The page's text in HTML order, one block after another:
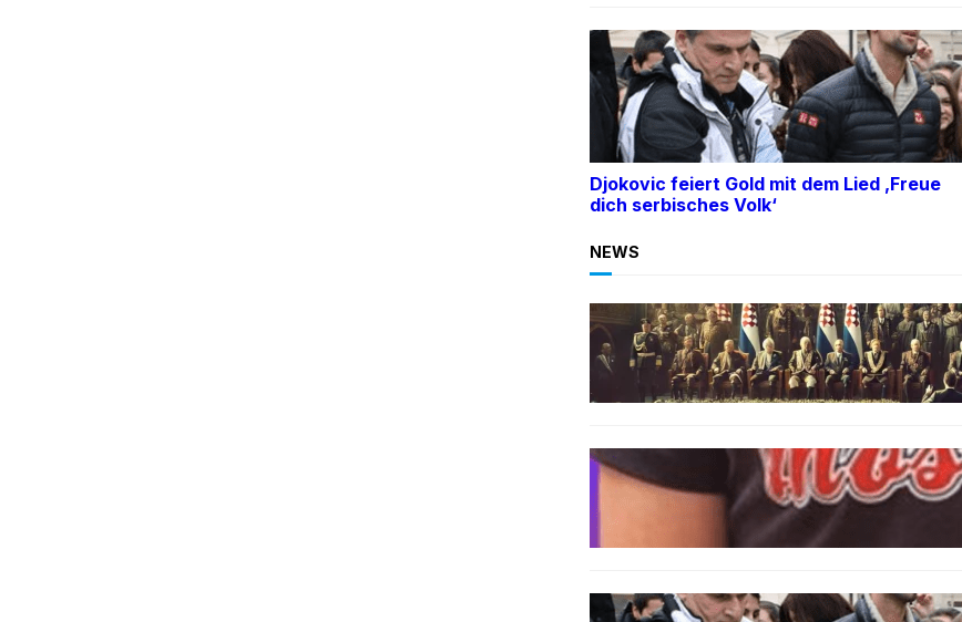
Djokovic feiert Gold mit dem Lied ‚Freue
dich serbisches Volk‘
NEWS
BOSNIEN
Ein Skandal: Čović verteidigt
Herceg-Bosna trotz
Kriegsverbrechen
BOSNIEN
„Hasswelle eskaliert“: Mutter
eines bosniakischen Jungen
entsetzt nach Angriff durch
kroatische Jugendliche
SPORT